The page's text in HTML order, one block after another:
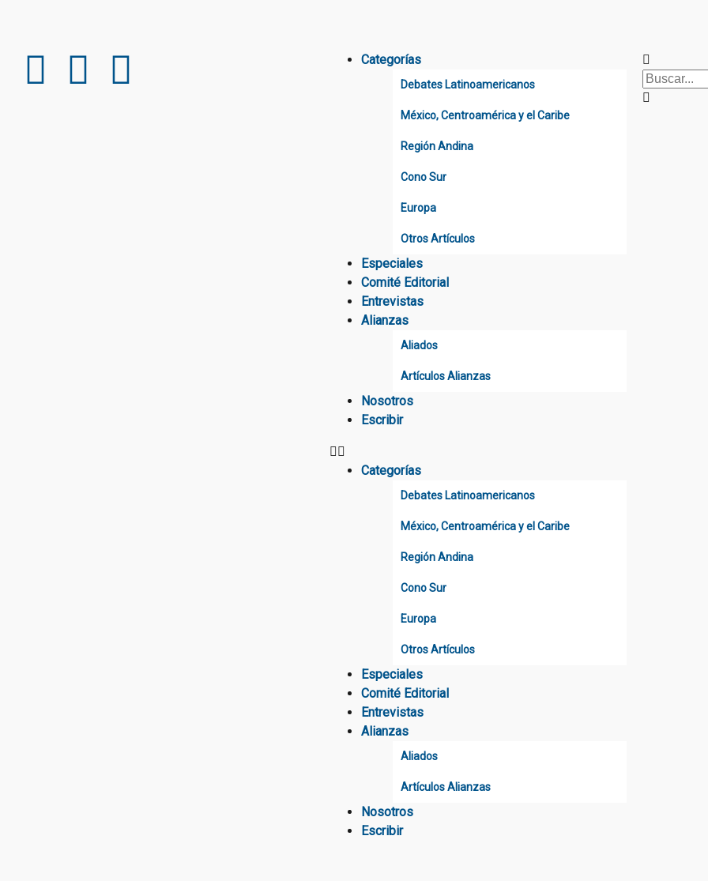
Categorías
Debates Latinoamericanos
México, Centroamérica y el Caribe
Región Andina
Cono Sur
Europa
Otros Artículos
Especiales
Comité Editorial
Entrevistas
Alianzas
Aliados
Artículos Alianzas
Nosotros
Escribir
Categorías
Debates Latinoamericanos
México, Centroamérica y el Caribe
Región Andina
Cono Sur
Europa
Otros Artículos
Especiales
Comité Editorial
Entrevistas
Alianzas
Aliados
Artículos Alianzas
Nosotros
Escribir